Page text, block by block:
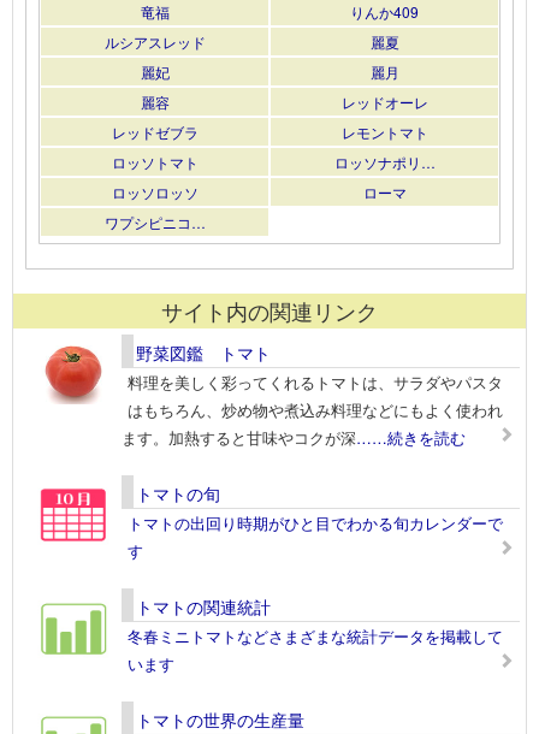
竜福
りんか409
ルシアスレッド
麗夏
麗妃
麗月
麗容
レッドオーレ
レッドゼブラ
レモントマト
ロッソトマト
ロッソナポリ…
ロッソロッソ
ローマ
ワプシピニコ…
サイト内の関連リンク
野菜図鑑 トマト
料理を美しく彩ってくれるトマトは、サラダやパスタ
はもちろん、炒め物や煮込み料理などにもよく使われ
ます。加熱すると甘味やコクが深……続きを読む
トマトの旬
トマトの出回り時期がひと目でわかる旬カレンダーで
す
トマトの関連統計
冬春ミニトマトなどさまざまな統計データを掲載して
います
トマトの世界の生産量